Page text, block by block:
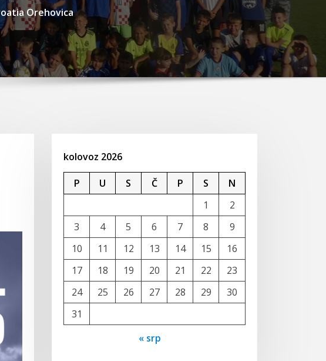
Orehovica
kolovoz 2026
P U S Č P S
N
1
2
3
4 5 6 7 8
9
10
11 12 13 14 15
16
17
18 19 20 21 22
23
24
25 26 27 28 29
30
31
« srp